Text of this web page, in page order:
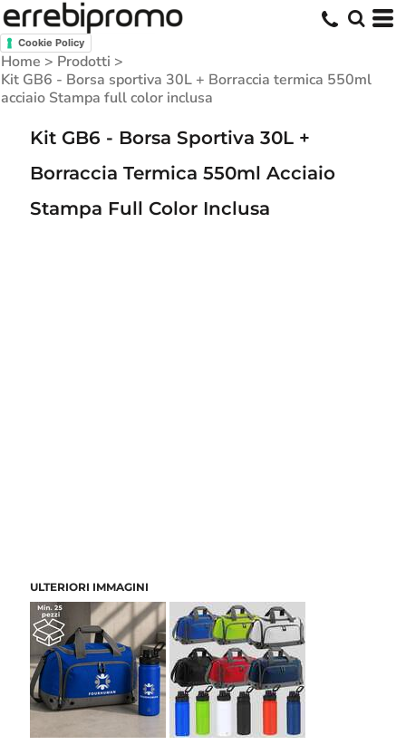
Cookie Policy
Home > Prodotti >
Kit GB6 - Borsa sportiva 30L + Borraccia termica 550ml
acciaio Stampa full color inclusa
Kit GB6 - Borsa Sportiva 30L +
Borraccia Termica 550ml Acciaio
Stampa Full Color Inclusa
ULTERIORI IMMAGINI